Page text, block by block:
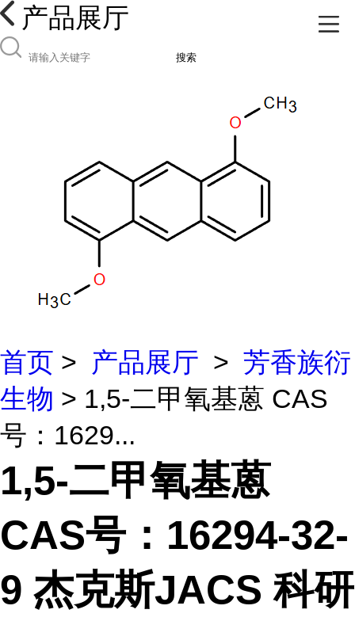
产品展厅
搜索
首页 > 产品展厅 > 芳香族衍
生物 > 1,5-二甲氧基蒽 CAS
号：1629...
1,5-二甲氧基蒽
CAS号：16294-32-
9 杰克斯JACS 科研